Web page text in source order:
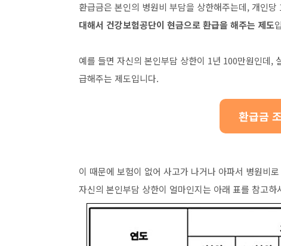
환급금은 본인의 병원비 부담을 상한해주는데, 개인당
대해서 건강보험공단이 현금으로 환급을 해주는 제도
예를 들면 자신의 본인부담 상한이 1년 100만원인데,
급해주는 제도입니다.
환급금
이 때문에 보험이 없어 사고가 나거나 아파서 병원비
자신의 본인부담 상한이 얼마인지는 아래 표를 참고하